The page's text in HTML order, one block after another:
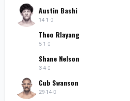
Austin Bashi
14-1-0
Theo Rlayang
5-1-0
Shane Nelson
3-4-0
Cub Swanson
29-14-0